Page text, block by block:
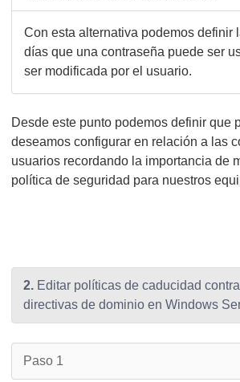
Con esta alternativa podemos definir
días que una contraseña puede ser
ser modificada por el usuario.
Desde este punto podemos definir que
deseamos configurar en relación a las
usuarios recordando la importancia de
política de seguridad para nuestros
2. Editar políticas de caducidad
directivas de dominio en Windows
Paso 1